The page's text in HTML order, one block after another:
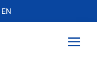
EN